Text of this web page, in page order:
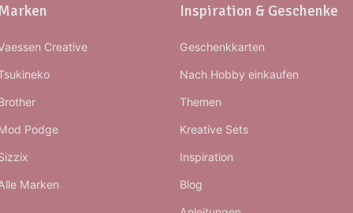
Creative
Podge
Marken
Inspiration & Geschenke
Geschenkkarten
Nach Hobby einkaufen
Themen
Kreative Sets
Inspiration
Blog